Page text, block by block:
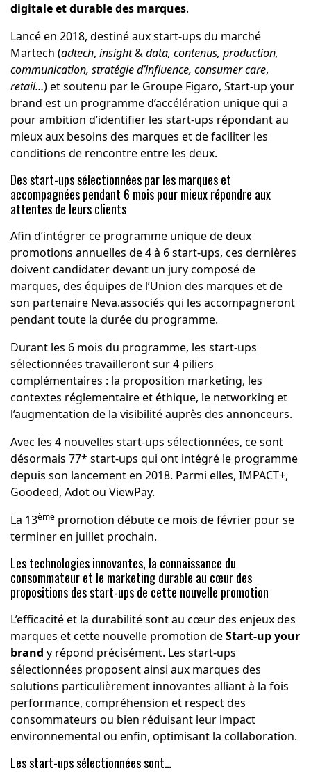
digitale et durable des marques.
Lancé en 2018, destiné aux start-ups du marché
Martech (adtech, insight&data, contenus, production,
communication, stratégie d’influence, consumer care,
retail…) et soutenu par le Groupe Figaro, Start-up your
brand est un programme d’accélération unique qui a
pour ambition d’identifier les start-ups répondant au
mieux aux besoins des marques et de faciliter les
conditions de rencontre entre les deux.
Des start-ups sélectionnées par les marques et
accompagnées pendant 6 mois pour mieux répondre aux
attentes de leurs clients
Afin d’intégrer ce programme unique de deux
promotions annuelles de 4 à 6 start-ups, ces dernières
doivent candidater devant un jury composé de
marques, des équipes de l’Union des marques et de
son partenaire Neva.associés qui les accompagneront
pendant toute la durée du programme.
Durant les 6 mois du programme, les start-ups
sélectionnées travailleront sur 4 piliers
complémentaires : la proposition marketing, les
contextes réglementaire et éthique, le networking et
l’augmentation de la visibilité auprès des annonceurs.
Avec les 4 nouvelles start-ups sélectionnées, ce sont
désormais 77* start-ups qui ont intégré le programme
depuis son lancement en 2018. Parmi elles, IMPACT+,
Goodeed, Adot ou ViewPay.
La 13èmepromotion débute ce mois de février pour se
terminer en juillet prochain.
Les technologies innovantes, la connaissance du
consommateur et le marketing durable au cœur des
propositions des start-ups de cette nouvelle promotion
L’efficacité et la durabilité sont au cœur des enjeux des
marques et cette nouvelle promotion deStart-up your
brand y répond précisément. Les start-ups
sélectionnées proposent ainsi aux marques des
solutions particulièrement innovantes alliant à la fois
performance, compréhension et respect des
consommateurs ou bien réduisant leur impact
environnemental ou enfin, optimisant la collaboration.
Les start-ups sélectionnées sont…